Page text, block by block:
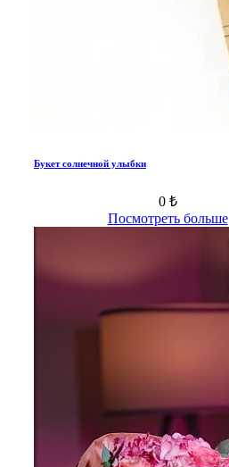
Букет солнечной улыбки
0 ₺
Посмотреть больше